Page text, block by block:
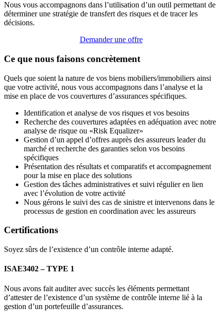
Nous vous accompagnons dans l’utilisation d’un outil permettant de
déterminer une stratégie de transfert des risques et de tracer les
décisions.
Demander une offre
Ce que nous faisons concrètement
Quels que soient la nature de vos biens mobiliers/immobiliers ainsi
que votre activité, nous vous accompagnons dans l’analyse et la
mise en place de vos couvertures d’assurances spécifiques.
Identification et analyse de vos risques et vos besoins
Recherche des couvertures adaptées en adéquation avec notre
analyse de risque ou «Risk Equalizer»
Gestion d’un appel d’offres auprès des assureurs leader du
marché et recherche des garanties selon vos besoins
spécifiques
Présentation des résultats et comparatifs et accompagnement
pour la mise en place des solutions
Gestion des tâches administratives et suivi régulier en lien
avec l’évolution de votre activité
Nous gérons le suivi des cas de sinistre et intervenons dans le
processus de gestion en coordination avec les assureurs
Certifications
Soyez sûrs de l’existence d’un contrôle interne adapté.
ISAE3402 – TYPE 1
Nous avons fait auditer avec succès les éléments permettant
d’attester de l’existence d’un système de contrôle interne lié à la
gestion d’un portefeuille d’assurances.